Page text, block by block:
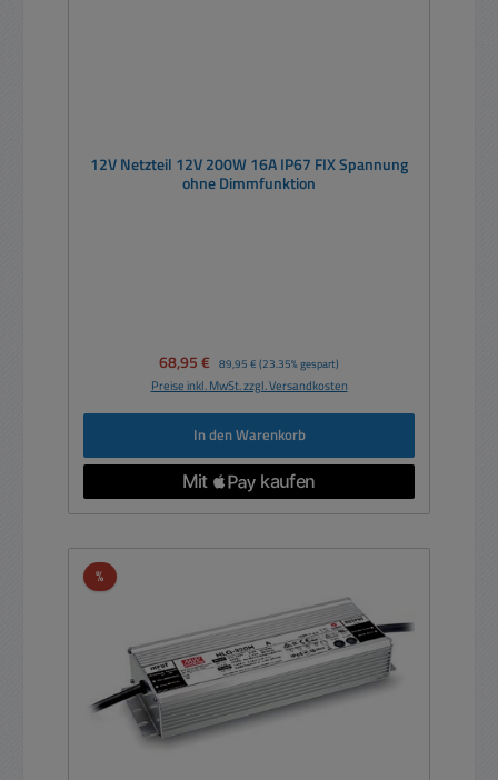
12V Netzteil 12V 200W 16A IP67 FIX Spannung
ohne Dimmfunktion
Verkaufspreis:
68,95 € Regulärer Preis:
89,95 € (23.35% gespart)
Preise inkl. MwSt. zzgl. Versandkosten
In den Warenkorb
%Rabatt